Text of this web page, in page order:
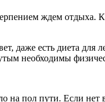
ждем отдыха.
даже есть диета для
необходимы
на пол пути. Если нет